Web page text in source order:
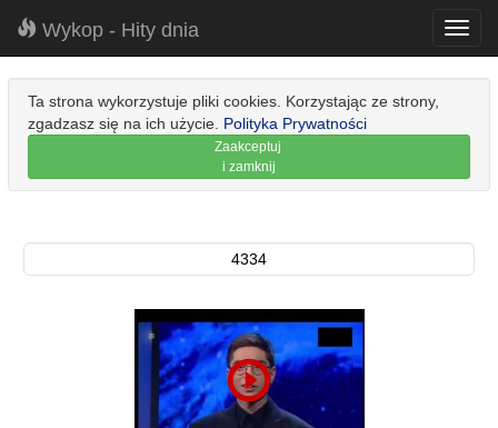
Wykop - Hity dnia
Ta strona wykorzystuje pliki cookies. Korzystając ze strony,
zgadzasz się na ich użycie. Polityka Prywatności
Zaakceptuj
i zamknij
4334